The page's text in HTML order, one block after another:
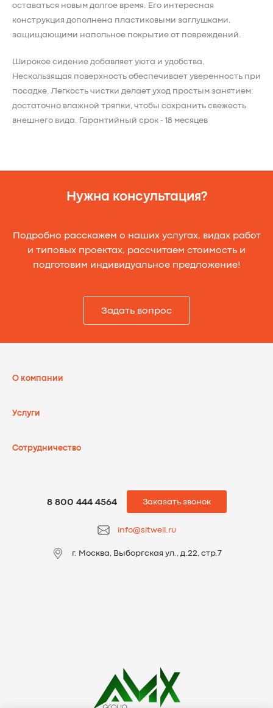
оставаться новым долгое время. Его интересная
конструкция дополнена пластиковыми заглушками,
защищающими напольное покрытие от повреждений.
Широкое сидение добавляет уюта и удобства.
Нескользящая поверхность обеспечивает уверенность при
посадке. Легкость чистки делает уход простым занятием:
достаточно влажной тряпки, чтобы сохранить свежесть
внешнего вида. Гарантийный срок - 18 месяцев
Нужна консультация?
Подробно расскажем о наших услугах, видах работ
и типовых проектах, рассчитаем стоимость и
подготовим индивидуальное предложение!
Задать вопрос
О компании
Услуги
Сотрудничеcтво
info@sitwell.ru
8 800 444 4564
г. Москва, Выборгская ул., д.22, стр.7
Заказать звонок